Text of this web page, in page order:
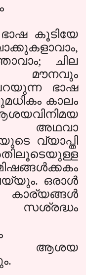
കൂടിയേ
,
; ചില
മൗനവും
ഭാഷ
കാലം
അഥവാ
വ്യാപ്തി
ഒരാള്‍
സശ്രദ്ധം
ആശയ